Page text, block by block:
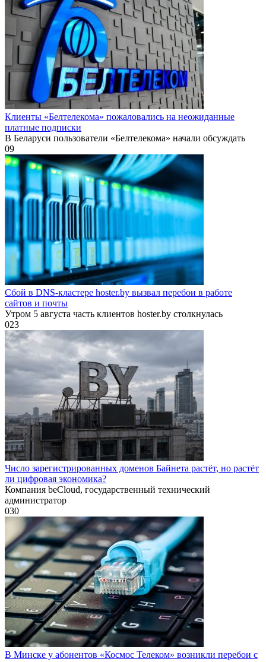
Клиенты «Белтелекома» пожаловались на неожиданные
платные подписки
В Беларуси пользователи «Белтелекома» начали обсуждать
09
Сбой в DNS-кластере hoster.by вызвал перебои в работе
сайтов и почты
Утром 5 августа часть клиентов hoster.by столкнулась
023
Число зарегистрированных доменов Байнета растёт, но растёт
ли цифровая экономика?
Компания beCloud, государственный технический
администратор
030
В Минске у абонентов «Космос Телеком» возникли перебои с